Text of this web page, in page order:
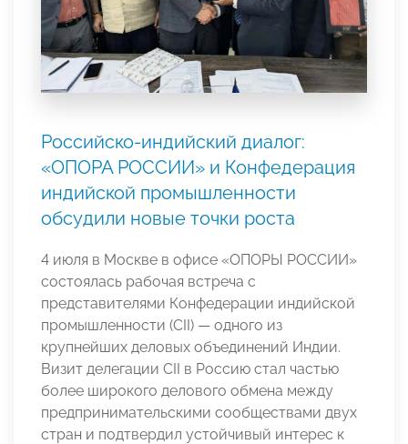
Российско-индийский диалог:
«ОПОРА РОССИИ» и Конфедерация
индийской промышленности
обсудили новые точки роста
4 июля в Москве в офисе «ОПОРЫ РОССИИ»
состоялась рабочая встреча с
представителями Конфедерации индийской
промышленности (CII) — одного из
крупнейших деловых объединений Индии.
Визит делегации CII в Россию стал частью
более широкого делового обмена между
предпринимательскими сообществами двух
стран и подтвердил устойчивый интерес к